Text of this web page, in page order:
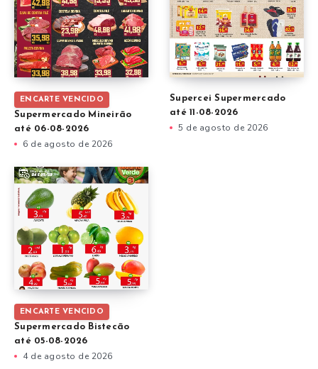
ENCARTE VENCIDO
Supermercado Mineirão
até 06-08-2026
6 de agosto de 2026
Supercei Supermercado
até 11-08-2026
5 de agosto de 2026
ENCARTE VENCIDO
Supermercado Bistecão
até 05-08-2026
4 de agosto de 2026